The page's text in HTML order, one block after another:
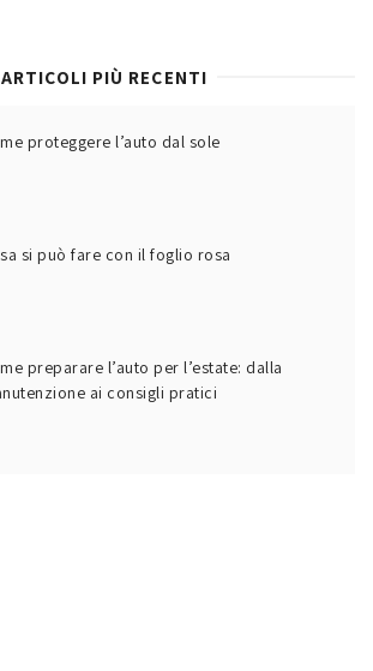
ARTICOLI PIÙ RECENTI
proteggere l’auto dal sole
si può fare con il foglio rosa
preparare l’auto per l’estate: dalla
ai consigli pratici